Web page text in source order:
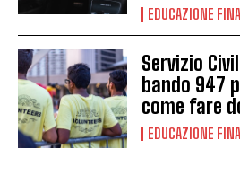
EDUCAZIONE
Servizio
bando 947
come fare
EDUCAZIONE